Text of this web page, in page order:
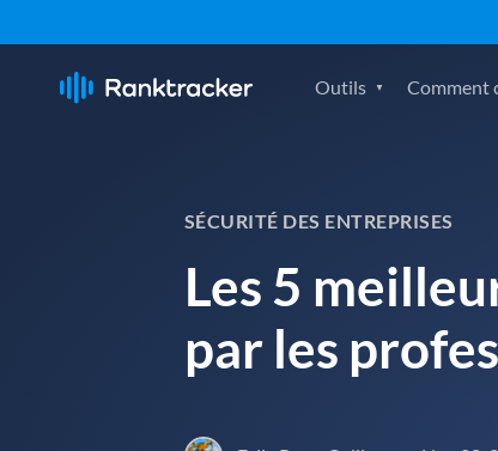
Outils Comment
SÉCURITÉ DES ENTREPRISES
Les 5
par les